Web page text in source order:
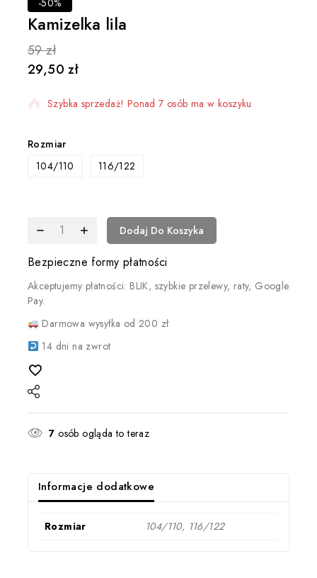
Kamizelka lila
59zł
29,50zł
5 produktów sprzedanych w ciągu ostatniej 3 godzin
Szybka sprzedaż! Ponad 7 osób ma w koszyku
Rozmiar
104/110
116/122
Dodaj Do Koszyka
Bezpieczne formy płatności
Akceptujemy płatności: BLIK, szybkie przelewy, raty, Google
Pay.
Darmowa wysyłka od 200 zł
14 dni na zwrot
7 osób ogląda to teraz
Informacje dodatkowe
Rozmiar 104/110, 116/122